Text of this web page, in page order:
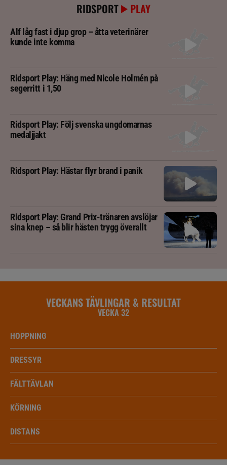
RIDSPORT PLAY
Alf låg fast i djup grop – åtta veterinärer
kunde inte komma
Ridsport Play: Häng med Nicole Holmén på
segerritt i 1,50
Ridsport Play: Följ svenska ungdomarnas
medaljjakt
Ridsport Play: Hästar flyr brand i panik
Ridsport Play: Grand Prix-tränaren avslöjar
sina knep – så blir hästen trygg överallt
VECKANS TÄVLINGAR & RESULTAT
VECKA 32
HOPPNING
DRESSYR
FÄLTTÄVLAN
KÖRNING
DISTANS